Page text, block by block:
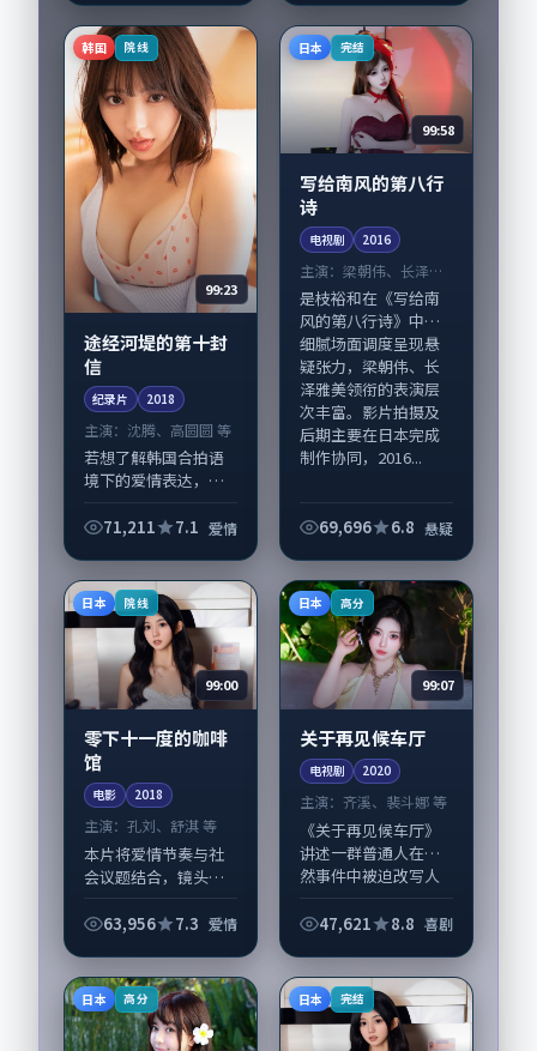
与配角群戏并重。影
片2017年面世后在...
线；取景与声音设计
凸显日本城市质感，
韩国 院线
99:23
途经河堤的第十封
信
纪录片 2018
主演： 沈腾、高圆圆 等
若想了解韩国合拍语
境下的爱情表达，
信》值得关注：剧情
高圆圆与配角群戏并
重。影片2018年面...
71,211 7.1 爱情
日本 完结
99:58
写给南风的第八行
诗
电视剧 2016
主演：梁朝伟、长泽雅
美 等
是枝裕和在《写给南
风的第八行诗》中以
细腻场面调度呈现悬
疑张力，梁朝伟、长
泽雅美领衔的表演层
次丰富。影片拍摄及
后期主要在日本完成
制作协同，2016...
69,696 6.8 悬疑
日本 院线
99:00
零下十一度的咖啡
馆
电影 2018
主演： 孔刘、舒淇 等
本片将爱情节奏与社
会议题结合，镜头语
《零下十一度的咖啡
线；取景与声音设计
凸显日本城市质感，
适合...
63,956 7.3 爱情
日本 高分
99:07
关于再见候车厅
电视剧 2020
主演： 齐溪、裴斗娜 等
《关于再见候车厅》
讲述一群普通人在偶
然事件中被迫改写人
类型元素服务于人物
事，齐溪、裴斗娜的
情...
47,621 8.8 喜剧
日本 高分 日本 完结